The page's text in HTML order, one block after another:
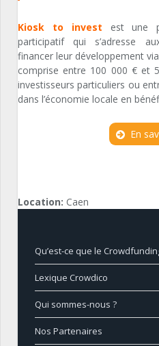
Kiosk to invest est une
participatif qui s’adresse
financer leur développement
comprise entre 100 000 € et
investisseurs particuliers ou
dans l’économie locale en
En
Location: Caen
Qu’est-ce que le
Lexique Crowdico
Qui sommes-nous ?
Nos Partenaires